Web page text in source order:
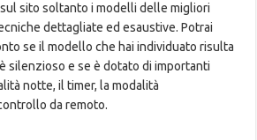
sito soltanto i modelli delle migliori
dettagliate ed esaustive. Potrai
se il modello che hai individuato risulta
silenzioso e se è dotato di importanti
notte, il timer, la modalità
da remoto.